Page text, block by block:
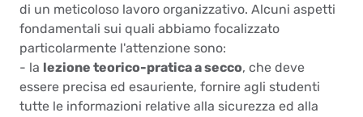
di un meticoloso lavoro organizzativo. Alcuni aspetti
fondamentali sui quali abbiamo focalizzato
particolarmente l'attenzione sono:
- la lezione teorico-pratica a secco, che deve
essere precisa ed esauriente, fornire agli studenti
tutte le informazioni relative alla sicurezza ed alla